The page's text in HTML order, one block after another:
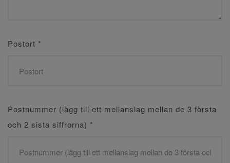
Postort *
Postnummer (lägg till ett mellanslag mellan de 3 första
och 2 sista siffrorna) *